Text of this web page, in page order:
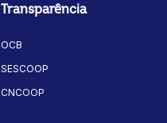
Transparência
OCB
SESCOOP
CNCOOP